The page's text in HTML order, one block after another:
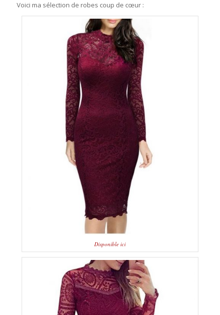
Voici ma sélection de robes coup de cœur :
Disponible ici